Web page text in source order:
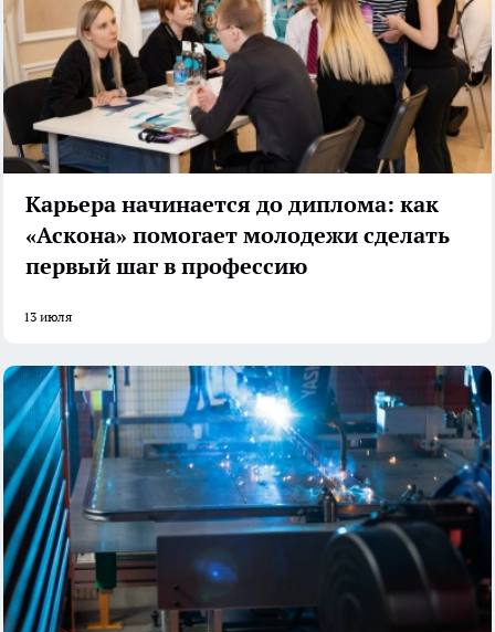
Карьера начинается до диплома: как
«Аскона» помогает молодежи сделать
первый шаг в профессию
13 июля